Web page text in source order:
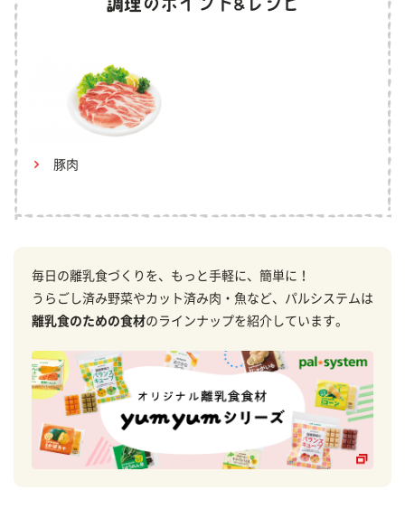
豚肉
毎日の離乳食づくりを、もっと手軽に、簡単に！
うらごし済み野菜やカット済み肉・魚など、パルシステムは
離乳食のための食材のラインナップを紹介しています。